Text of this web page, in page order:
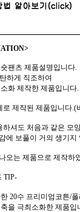
팬츠 제품설명입니다.
하게 직조하여
화 제작한 제품입니다.
제작된 제품입니다.(
셔도 처음과 같은 모
에 보풀이 거의 생기지
오는 제품으로 제작하
TIP-
20수 프리미엄코튼/
을 극최소화한 제품입